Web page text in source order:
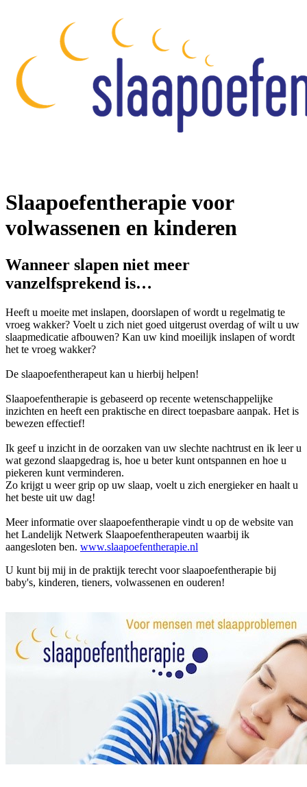
Slaapoefentherapie voor
volwassenen en kinderen
Wanneer slapen niet meer
vanzelfsprekend is…
Heeft u moeite met inslapen, doorslapen of wordt u regelmatig te
vroeg wakker? Voelt u zich niet goed uitgerust overdag of wilt u uw
slaapmedicatie afbouwen? Kan uw kind moeilijk inslapen of wordt
het te vroeg wakker?
De slaapoefentherapeut kan u hierbij helpen!
Slaapoefentherapie is gebaseerd op recente wetenschappelijke
inzichten en heeft een praktische en direct toepasbare aanpak. Het is
bewezen effectief!
Ik geef u inzicht in de oorzaken van uw slechte nachtrust en ik leer u
wat gezond slaapgedrag is, hoe u beter kunt ontspannen en hoe u
piekeren kunt verminderen.
Zo krijgt u weer grip op uw slaap, voelt u zich energieker en haalt u
het beste uit uw dag!
Meer informatie over slaapoefentherapie vindt u op de website van
het Landelijk Netwerk Slaapoefentherapeuten waarbij ik
aangesloten ben. www.slaapoefentherapie.nl
U kunt bij mij in de praktijk terecht voor slaapoefentherapie bij
baby's, kinderen, tieners, volwassenen en ouderen!